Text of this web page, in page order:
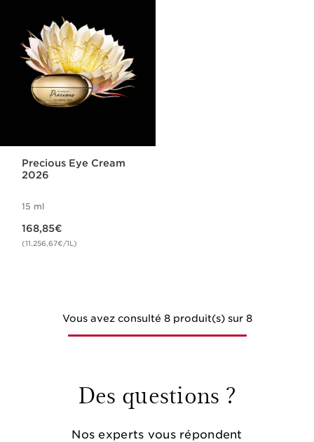
Precious Eye Cream
2026
15 ml
168,85€
(11.256,67€/1L)
Vous avez consulté 8 produit(s) sur 8
Des questions ?
Nos experts vous répondent